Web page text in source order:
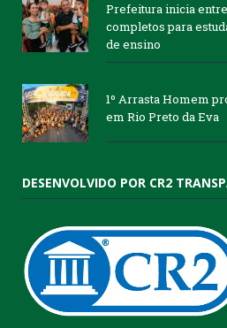
Prefeitura inicia
completos para
de ensino
1º Arrasta Homem
em Rio Preto da Eva
DESENVOLVIDO POR CR2